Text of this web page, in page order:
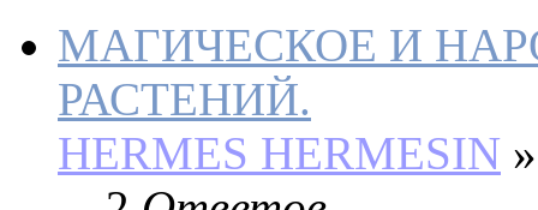
МАГИЧЕСКОЕ И
РАСТЕНИЙ.
HERMES HERMESIN »